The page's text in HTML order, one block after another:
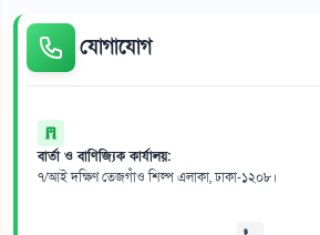
যোগাযোগ
বার্তা ও বাণিজ্যিক কার্যালয়:
৭/আই দক্ষিণ তেজগাঁও শিল্প এলাকা, ঢাকা-১২০৮।